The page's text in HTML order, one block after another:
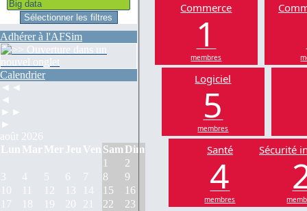
Adhérer à l'AFSim
Calendrier
◄◄
◄
►►
►
août 2026
Lun Mar Mer Jeu Ven Sam Dim
1
2
3
4 5 6 7 8
9
10
11 12 13 14 15
16
17
18 19 20 21 22
23
Commerce
1
membres
Logiciel
5
membres
Santé
4
membres
Sécurité